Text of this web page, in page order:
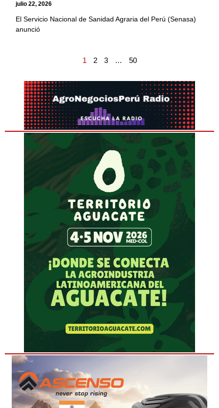
julio 22, 2026
El Servicio Nacional de Sanidad Agraria del Perú (Senasa)
anunció
1 2 3 … 50